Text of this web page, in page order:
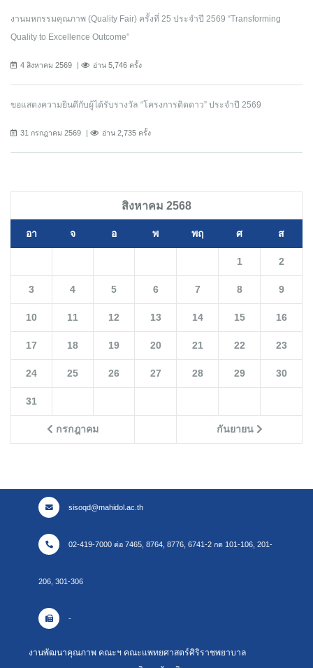
งานมหกรรมคุณภาพ (Quality Fair) ครั้งที่ 25 ประจำปี 2569 “Transforming
Quality to Excellence Outcome”
4 สิงหาคม 2569 อ่าน 5,746 ครั้ง
ขอแสดงความยินดีกับผู้ได้รับรางวัล “โครงการติดดาว” ประจำปี 2569
31 กรกฎาคม 2569 อ่าน 2,735 ครั้ง
สิงหาคม 2568
อา จ อ พ พฤ ศ ส
กรกฎาคม กันยายน
1 2
3 4 5 6 7 8 9
10 11 12 13 14 15 16
17 18 19 20 21 22 23
24 25 26 27 28 29 30
31
sisoqd@mahidol.ac.th
02-419-7000 ต่อ 7465, 8764, 8776, 6741-2 กด 101-106, 201-
206, 301-306
-
งานพัฒนาคุณภาพ คณะฯ คณะแพทยศาสตร์ศิริราชพยาบาล